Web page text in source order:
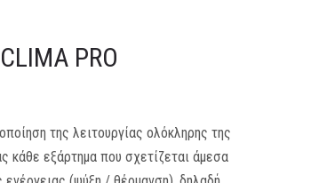
PRO
της λειτουργίας ολόκληρης της
κάθε εξάρτημα που σχετίζεται άμεσα